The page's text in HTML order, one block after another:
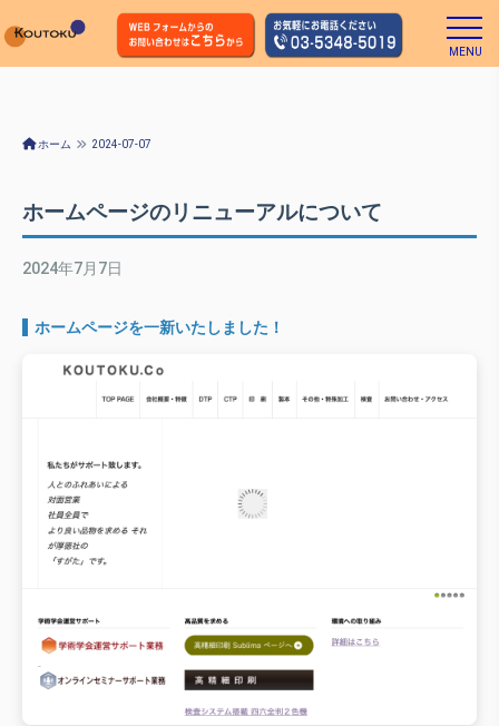
MENU
ホーム 2024-07-07
ホームページのリニューアルについて
2024年7月7日
ホームページを一新いたしました！